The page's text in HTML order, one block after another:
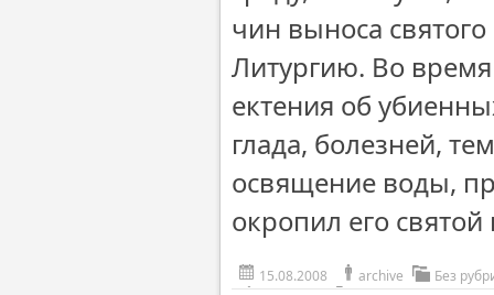
чин выноса
Литургию. Во
ектения об
глада, болезней,
освящение воды,
окропил его
15.08.2008 archive Без